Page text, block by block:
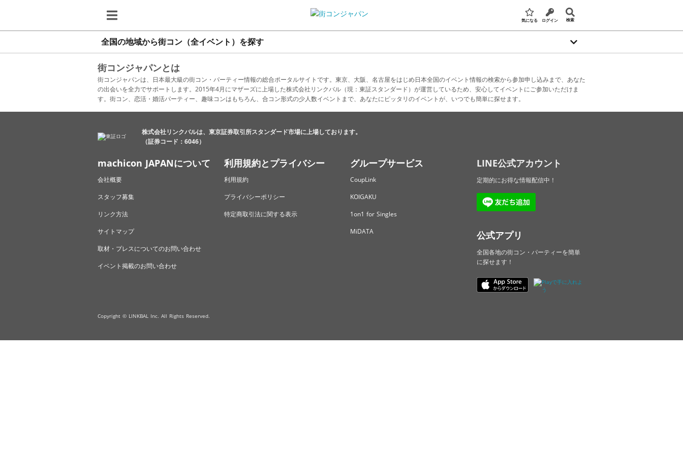
気になる ログイン 検索
全国の地域から街コン（全イベント）を探す
街コンジャパンとは
街コンジャパンは、日本最大級の街コン・パーティー情報の総合ポータルサイトです。東京、大阪、名古屋をはじめ日本全国のイベント情報の検索から参加申し込みまで、あなた
の出会いを全力でサポートします。2015年4月にマザーズに上場した株式会社リンクバル（現：東証スタンダード）が運営しているため、安心してイベントにご参加いただけま
す。街コン、恋活・婚活パーティー、趣味コンはもちろん、合コン形式の少人数イベントまで、あなたにピッタリのイベントが、いつでも簡単に探せます。
株式会社リンクバルは、東京証券取引所スタンダード市場に上場しております。
（証券コード：6046）
machicon JAPANについて
会社概要
スタッフ募集
リンク方法
サイトマップ
取材・プレスについてのお問い合わせ
イベント掲載のお問い合わせ
利用規約とプライバシー
利用規約
プライバシーポリシー
特定商取引法に関する表示
グループサービス
CoupLink
KOIGAKU
1on1 for Singles
MiDATA
LINE公式アカウント
定期的にお得な情報配信中！
公式アプリ
全国各地の街コン・パーティーを簡単
に探せます！
Copyright © LINKBAL Inc. All Rights Reserved.